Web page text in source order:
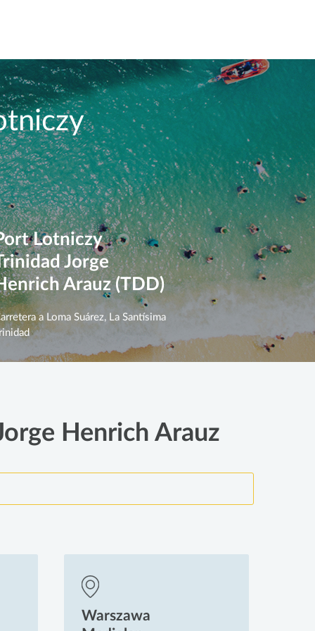
Lotniczy
Jorge
Arauz (TDD)
a Loma Suárez, La Santísima
Henrich Arauz
Warszawa